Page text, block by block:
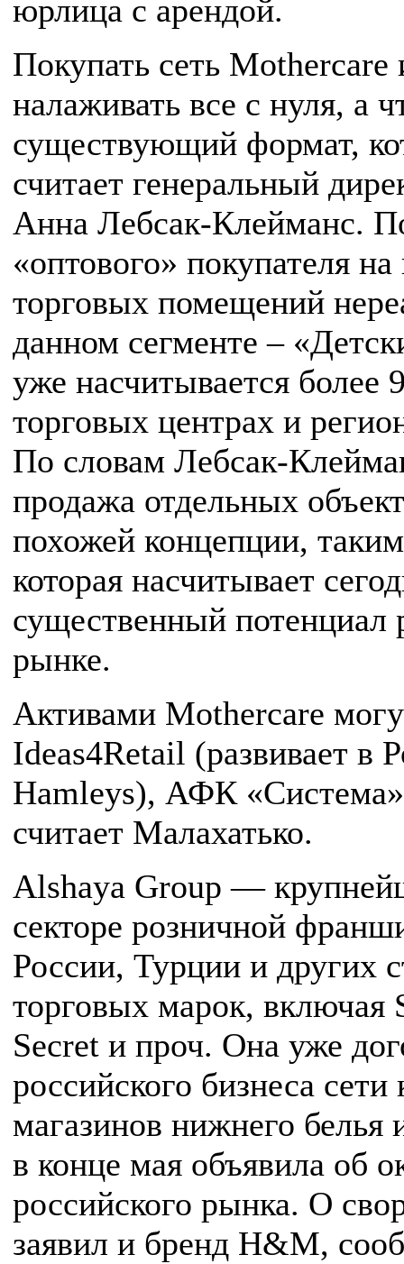
юрлица с арендой.
Покупать сеть
налаживать все с нуля, а
существующий формат,
считает генеральный
Анна Лебсак-Клейманс.
«оптового» покупателя
торговых помещений
данном сегменте –
уже насчитывается более
торговых центрах и
По словам Лебсак-
продажа отдельных
похожей концепции,
которая насчитывает
существенный
рынке.
Активами Mothercare
Ideas4Retail (развивает в
Hamleys), АФК
считает Малахатько.
Alshaya Group —
секторе розничной
России, Турции и других
торговых марок,
Secret и проч. Она уже
российского бизнеса
магазинов нижнего
в конце мая объявила об
российского рынка. О
заявил и бренд H&M,